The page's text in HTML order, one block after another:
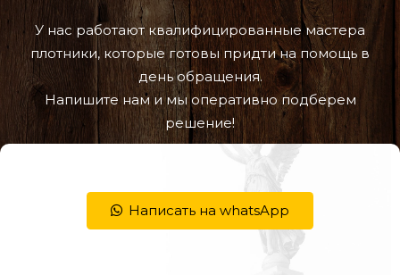
У нас работают квалифицированные мастера
плотники, которые готовы придти на помощь в
день обращения.
Напишите нам и мы оперативно подберем
решение!
Написать на whatsApp